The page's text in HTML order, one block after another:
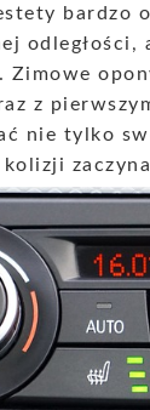
bardzo
odległości,
Zimowe
z
nie tylko